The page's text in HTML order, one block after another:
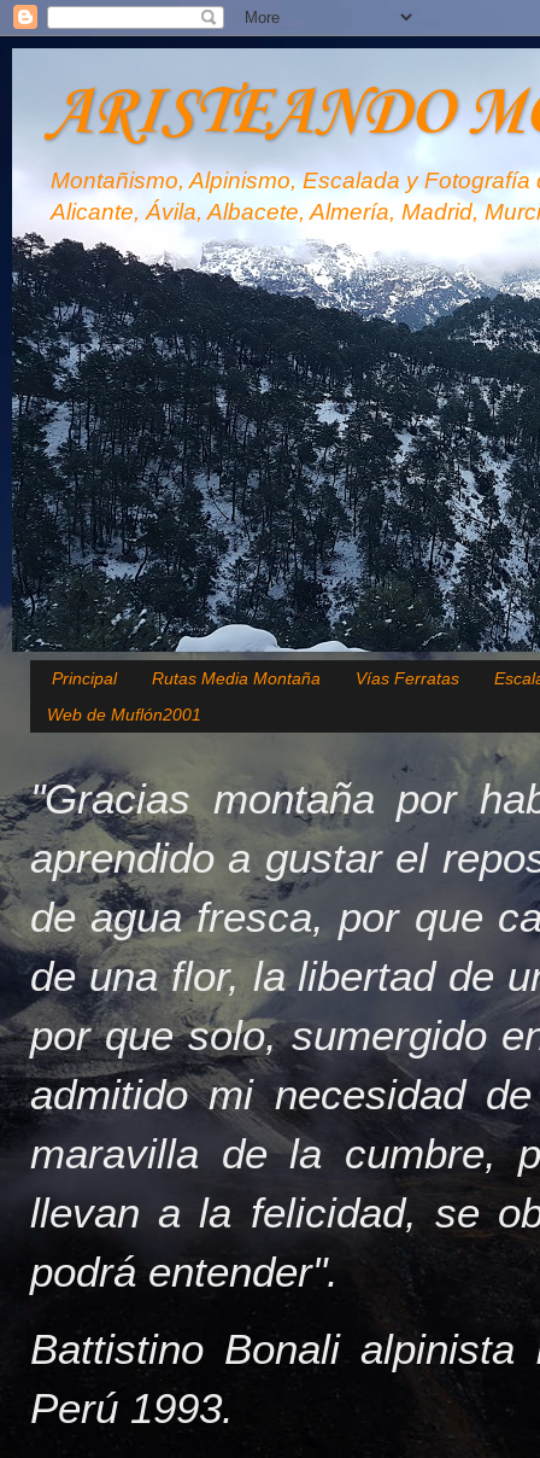
ARISTEANDO
Montañismo, Alpinismo, Escalada y
Alicante, Ávila, Albacete, Almería, Madrid,
Principal Rutas Media Montaña Vías Ferratas
Web de Muflón2001
"Gracias montaña por
aprendido a gustar el
de agua fresca, por que
de una flor, la libertad de
por que solo, sumergido
admitido mi necesidad
maravilla de la cumbre,
llevan a la felicidad, se
podrá entender".
Battistino Bonali
Perú 1993.